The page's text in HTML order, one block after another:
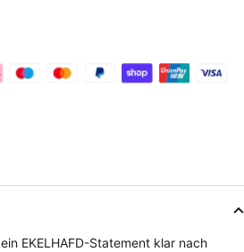
EKELHAFD-Statement klar nach